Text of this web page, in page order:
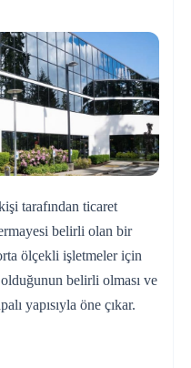
tarafından ticaret
belirli olan bir
ölçekli işletmeler için
belirli olması ve
yapısıyla öne çıkar.